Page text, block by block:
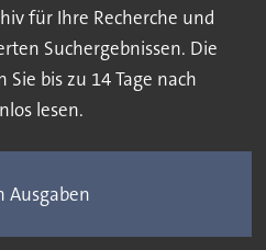
für Ihre Recherche und
Suchergebnissen. Die
bis zu 14 Tage nach
lesen.
Ausgaben